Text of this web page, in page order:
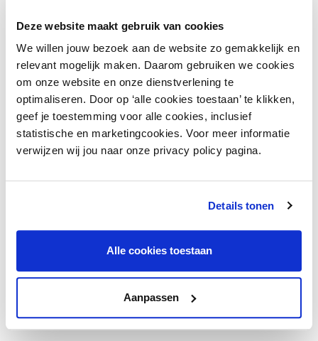
Deze website maakt gebruik van cookies
We willen jouw bezoek aan de website zo gemakkelijk en
relevant mogelijk maken. Daarom gebruiken we cookies
om onze website en onze dienstverlening te
optimaliseren. Door op ‘alle cookies toestaan’ te klikken,
geef je toestemming voor alle cookies, inclusief
statistische en marketingcookies. Voor meer informatie
verwijzen wij jou naar onze privacy policy pagina.
Details tonen
Alle cookies toestaan
Aanpassen
gegevens zijn volgens de AVG bijzondere
persoonsgegevens als ze worden gebruikt om
iemand te identificeren. Het is in
beginsel verboden om bijzondere
persoonsgegevens te verwerken
Advies nodig?
Voor juridische vraagstukken, vragen over
financiering, hr of andere simpele en complexe
kwesties kun je terecht bij een van onze
adviseurs.
Contacteer de adviseur